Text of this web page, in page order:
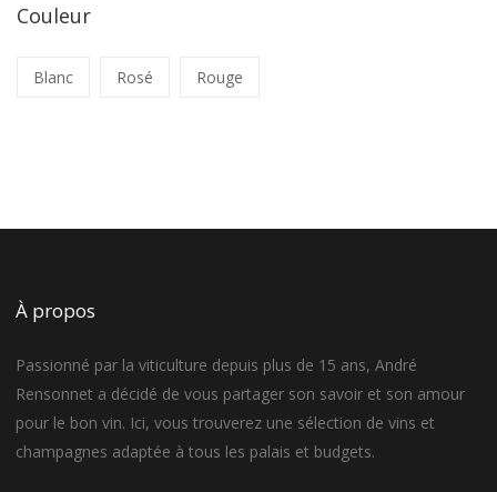
Couleur
Blanc Rosé Rouge
À propos
Passionné par la viticulture depuis plus de 15 ans, André
Rensonnet a décidé de vous partager son savoir et son amour
pour le bon vin. Ici, vous trouverez une sélection de vins et
champagnes adaptée à tous les palais et budgets.